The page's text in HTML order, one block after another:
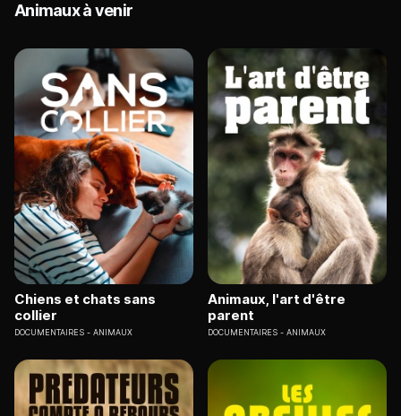
Animaux à venir
Chiens et chats sans
collier
DOCUMENTAIRES ANIMAUX
Animaux, l'art d'être
parent
DOCUMENTAIRES ANIMAUX